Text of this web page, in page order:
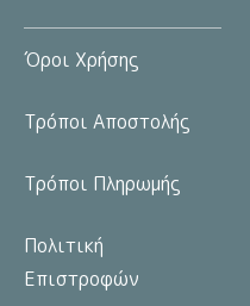
Όροι Χρήσης
Τρόποι Αποστολής
Τρόποι Πληρωμής
Πολιτική
Επιστροφών